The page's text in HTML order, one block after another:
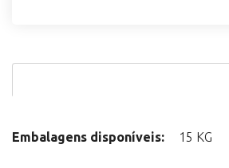
Embalagens disponíveis: 15 KG